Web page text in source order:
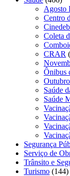
Agosto
Centro
Coleta
CRAR
Ônibus
Saúde
Saúde
Segurança
Serviço de
Trânsito e
Turismo (144)